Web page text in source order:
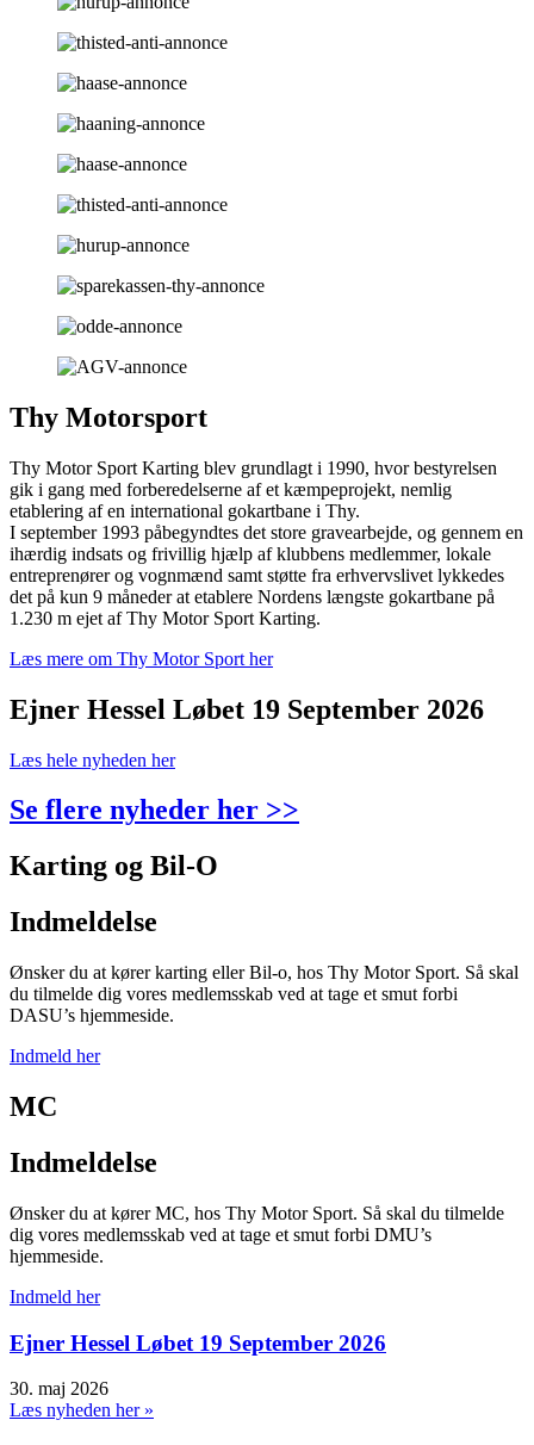
Thy Motorsport
Thy Motor Sport Karting blev grundlagt i 1990, hvor bestyrelsen
gik i gang med forberedelserne af et kæmpeprojekt, nemlig
etablering af en international gokartbane i Thy.
I september 1993 påbegyndtes det store gravearbejde, og gennem en
ihærdig indsats og frivillig hjælp af klubbens medlemmer, lokale
entreprenører og vognmænd samt støtte fra erhvervslivet lykkedes
det på kun 9 måneder at etablere Nordens længste gokartbane på
1.230 m ejet af Thy Motor Sport Karting.
Læs mere om Thy Motor Sport her
Ejner Hessel Løbet 19 September 2026
Læs hele nyheden her
Se flere nyheder her >>
Karting og Bil-O
Indmeldelse
Ønsker du at kører karting eller Bil-o, hos Thy Motor Sport. Så skal
du tilmelde dig vores medlemsskab ved at tage et smut forbi
DASU’s hjemmeside.
Indmeld her
MC
Indmeldelse
Ønsker du at kører MC, hos Thy Motor Sport. Så skal du tilmelde
dig vores medlemsskab ved at tage et smut forbi DMU’s
hjemmeside.
Indmeld her
Ejner Hessel Løbet 19 September 2026
30. maj 2026
Læs nyheden her »